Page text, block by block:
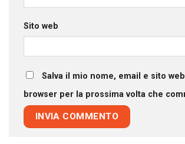
Sito web
Salva il mio nome, email e sito
browser per la prossima volta che